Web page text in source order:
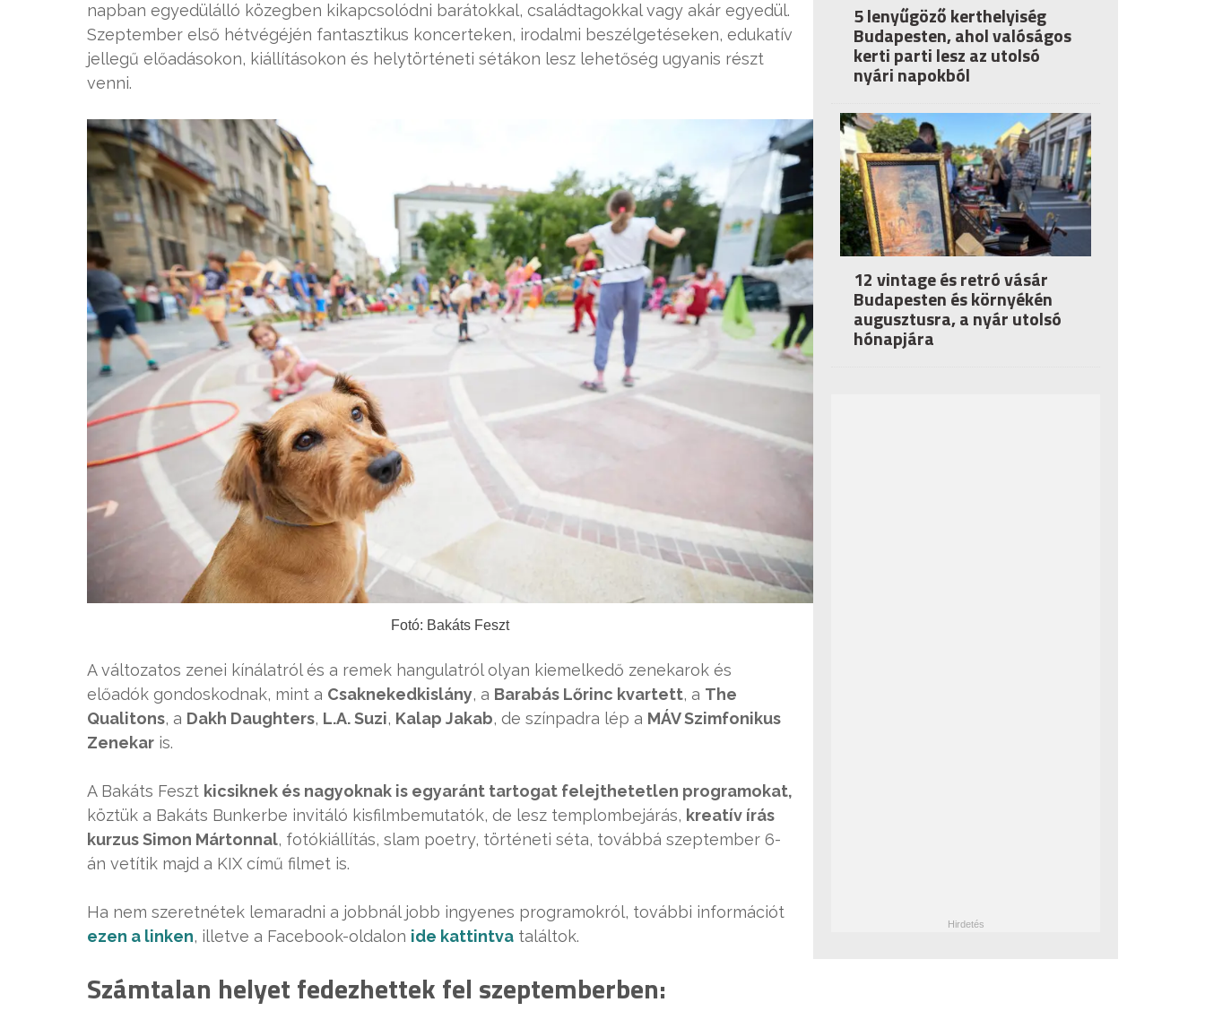
napban egyedülálló közegben kikapcsolódni barátokkal, családtagokkal vagy akár egyedül.
Szeptember első hétvégéjén fantasztikus koncerteken, irodalmi beszélgetéseken, edukatív
jellegű előadásokon, kiállításokon és helytörténeti sétákon lesz lehetőség ugyanis részt
venni.
Fotó: Bakáts Feszt
A változatos zenei kínálatról és a remek hangulatról olyan kiemelkedő zenekarok és
előadók gondoskodnak, mint a Csaknekedkislány, a Barabás Lőrinc kvartett, a The
Qualitons, a Dakh Daughters, L.A. Suzi, Kalap Jakab, de színpadra lép a MÁV Szimfonikus
Zenekar is.
A Bakáts Feszt kicsiknek és nagyoknak is egyaránt tartogat felejthetetlen programokat,
köztük a Bakáts Bunkerbe invitáló kisfilmbemutatók, de lesz templombejárás, kreatív írás
kurzus Simon Mártonnal, fotókiállítás, slam poetry, történeti séta, továbbá szeptember 6-
án vetítik majd a KIX című filmet is.
Ha nem szeretnétek lemaradni a jobbnál jobb ingyenes programokról, további információt
ezen a linken, illetve a Facebook-oldalon ide kattintva találtok.
Számtalan helyet fedezhettek fel szeptemberben:
5 lenyűgöző kerthelyiség
Budapesten, ahol valóságos
kerti parti lesz az utolsó
nyári napokból
12 vintage és retró vásár
Budapesten és környékén
augusztusra, a nyár utolsó
hónapjára